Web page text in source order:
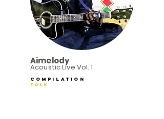
Aimelody
Acoustic Live Vol. 1
Compilation
Folk